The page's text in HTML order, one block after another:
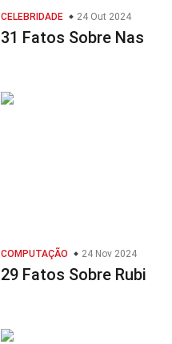
CELEBRIDADE 24 Out 2024
31 Fatos Sobre Nas
COMPUTAÇÃO 24 Nov 2024
29 Fatos Sobre Rubi